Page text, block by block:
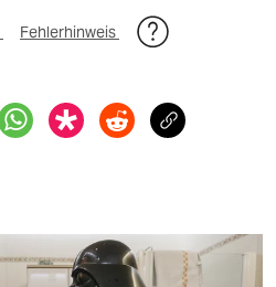
Fehlerhinweis